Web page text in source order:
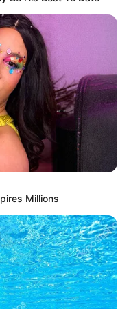
besar. Dia tidak
orang lain, karena
pada orang yang dia
kali, dia tidak punya
orang yang
sengaja
Millions